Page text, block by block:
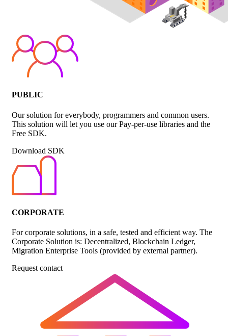
PUBLIC
Our solution for everybody, programmers and common users.
This solution will let you use our Pay-per-use libraries and the
Free SDK.
Download SDK
CORPORATE
For corporate solutions, in a safe, tested and efficient way. The
Corporate Solution is: Decentralized, Blockchain Ledger,
Migration Enterprise Tools (provided by external partner).
Request contact